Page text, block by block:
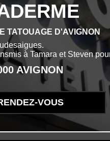
TATOUAGE D'AVIGNON
à Tamara et Steven
AVIGNON
VOUS